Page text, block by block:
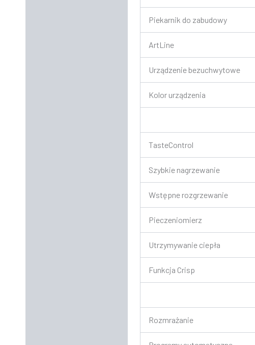
Piekarnik do zabudowy
ArtLine
Urządzenie bezuchwytowe
Kolor urządzenia
TasteControl
Szybkie nagrzewanie
Wstępne rozgrzewanie
Pieczeniomierz
Utrzymywanie ciepła
Funkcja Crisp
Rozmrażanie